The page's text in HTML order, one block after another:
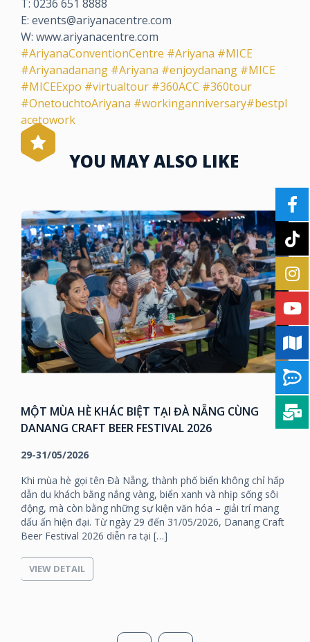
T: 0236 651 8888
E: events@ariyanacentre.com
W: www.ariyanacentre.com
#AriyanaConventionCentre #Ariyana #MICE
#Ariyanadanang #Ariyana #enjoydanang #MICE
#MICEExpo #virtualtour #360ACC #360tour
#OnetouchtoAriyana #workinganniversary#bestpl
acetowork
YOU MAY ALSO LIKE
MỘT MÙA HÈ KHÁC BIỆT TẠI ĐÀ NẴNG CÙNG
DANANG CRAFT BEER FESTIVAL 2026
29-31/05/2026
Khi mùa hè gọi tên Đà Nẵng, thành phố biển không chỉ hấp
dẫn du khách bằng nắng vàng, biển xanh và nhịp sống sôi
động, mà còn bằng những sự kiện văn hóa – giải trí mang
dấu ấn hiện đại. Từ ngày 29 đến 31/05/2026, Danang Craft
Beer Festival 2026 diễn ra tại […]
VIEW DETAIL